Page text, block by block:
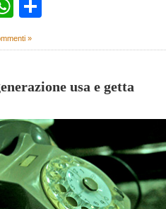
WhatsApp
»
usa e getta